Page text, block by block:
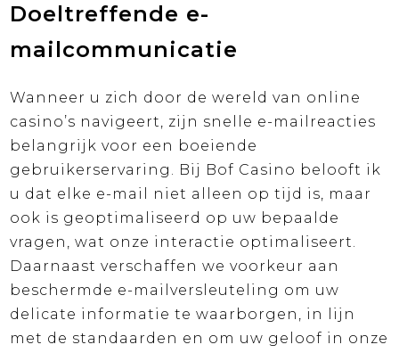
Doeltreffende e-
mailcommunicatie
Wanneer u zich door de wereld van online
casino’s navigeert, zijn snelle e-mailreacties
belangrijk voor een boeiende
gebruikerservaring. Bij Bof Casino belooft ik
u dat elke e-mail niet alleen op tijd is, maar
ook is geoptimaliseerd op uw bepaalde
vragen, wat onze interactie optimaliseert.
Daarnaast verschaffen we voorkeur aan
beschermde e-mailversleuteling om uw
delicate informatie te waarborgen, in lijn
met de standaarden en om uw geloof in onze